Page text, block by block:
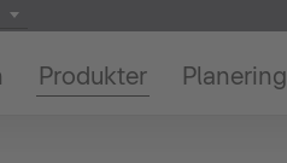
Produkter Planering